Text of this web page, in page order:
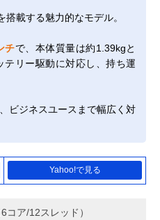
載する魅力的なモデル。
チで、本体質量は約1.39kgと
リー駆動に対応し、持ち運
ビジネスユースまで幅広く対
Yahoo!で見る
コア/12スレッド）